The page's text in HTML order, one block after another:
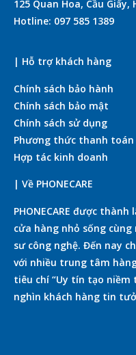
125 Quan Hoa, Cầu Giấy,
Hotline: 097 585 1389
| Hỗ trợ khách hàng
Chính sách bảo hành
Chính sách bảo mật
Chính sách sử dụng
Phương thức thanh toán
Hợp tác kinh doanh
| Về PHONECARE
PHONECARE được
cửa hàng nhỏ sống
sư công nghệ. Đến nay
với nhiều trung tâm
tiêu chí “Uy tín tạo niềm
nghìn khách hàng tin